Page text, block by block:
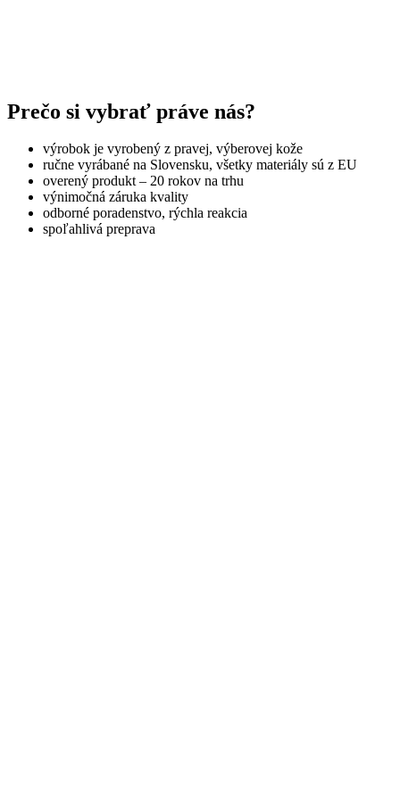
Prečo si vybrať práve nás?
výrobok je vyrobený z pravej, výberovej kože
ručne vyrábané na Slovensku, všetky materiály sú z EU
overený produkt – 20 rokov na trhu
výnimočná záruka kvality
odborné poradenstvo, rýchla reakcia
spoľahlivá preprava